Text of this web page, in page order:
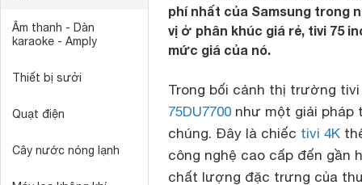
Âm thanh - Dàn
karaoke - Amply
Thiết bị sưởi
Quạt điện
Cây nước nóng lạnh
phí nhất của Samsung trong
vị ở phân khúc giá rẻ, tivi 75
mức giá của nó.
Trong bối cảnh thị trường
75DU7700 như một giải pháp
chúng. Đây là chiếc tivi 4K
công nghệ cao cấp đến
chất lượng đặc trưng của